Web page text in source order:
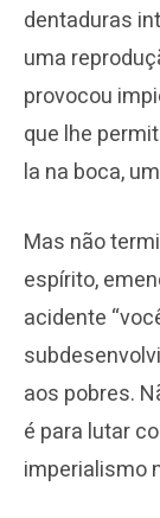
dentaduras
uma
provocou
que lhe
la na boca,
Mas não
espírito,
acidente
aos pobres.
é para lutar
imperialismo